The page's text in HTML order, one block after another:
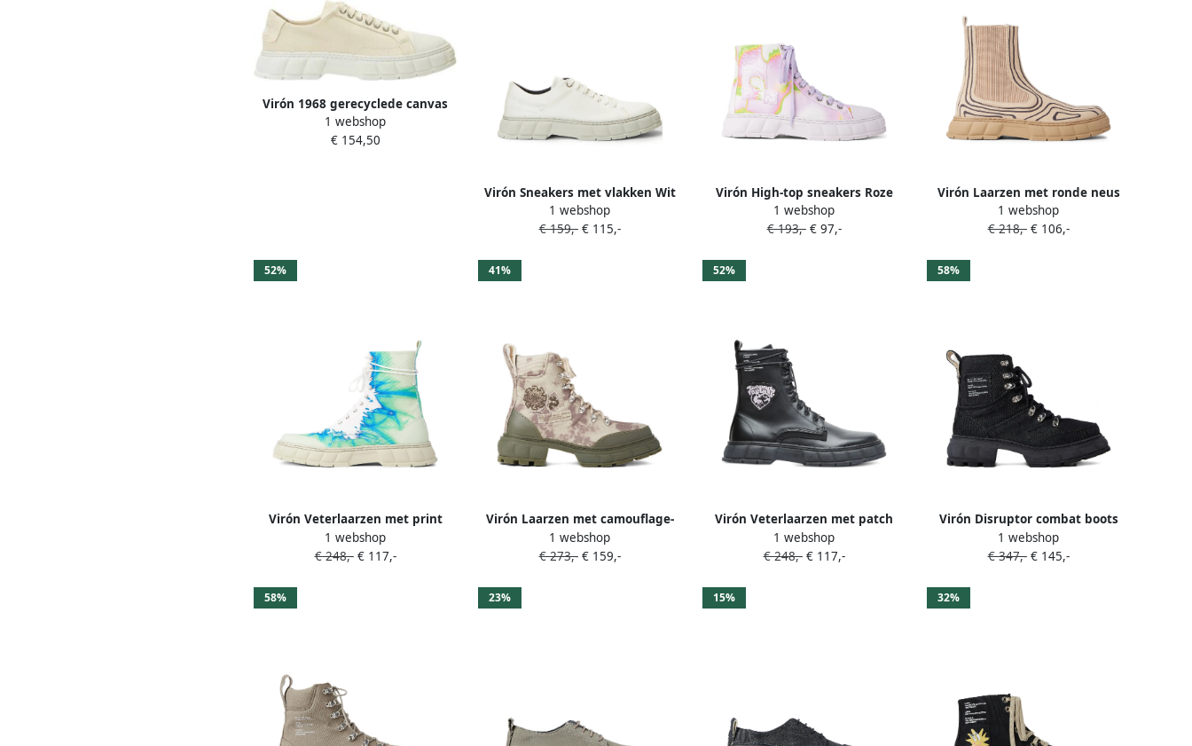
Virón 1968 gerecyclede canvas
sneakers Beige Unisex
1 webshop
€ 154,50
Virón Sneakers met vlakken Wit
1 webshop
€ 159,-€ 115,-
Virón High-top sneakers Roze
1 webshop
€ 193,-€ 97,-
Virón Laarzen met ronde neus
Beige
1 webshop
€ 218,-€ 106,-
52%
Virón Veterlaarzen met print
Beige
1 webshop
€ 248,-€ 117,-
41%
Virón Laarzen met camouflage-
en logoprint Groen
1 webshop
€ 273,-€ 159,-
52%
Virón Veterlaarzen met patch
Zwart
1 webshop
€ 248,-€ 117,-
58%
Virón Disruptor combat boots
met veters Blauw
1 webshop
€ 347,-€ 145,-
58% 23% 15% 32%